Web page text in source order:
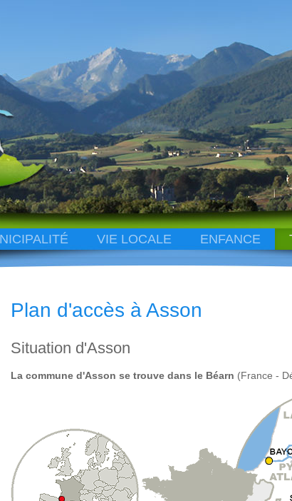
VIE LOCALE ENFANCE
Plan d'accès à Asson
Situation d'Asson
La commune d'Asson se trouve dans le Béarn (France -